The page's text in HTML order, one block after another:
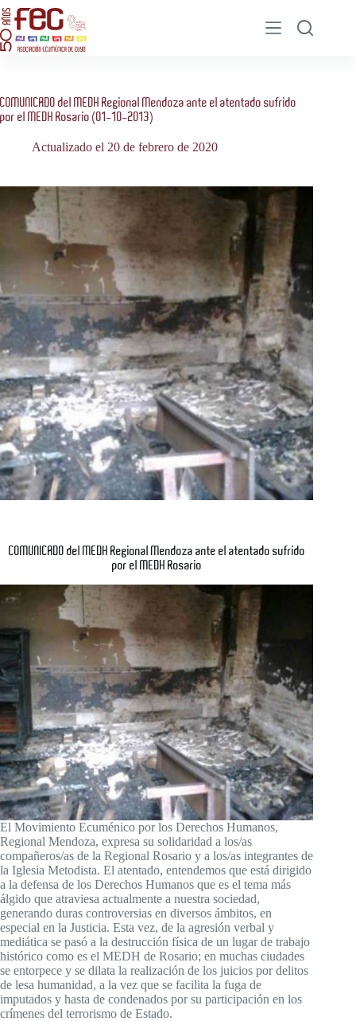
Saltar
al
contenido
COMUNICADO del MEDH Regional Mendoza ante el atentado sufrido
por el MEDH Rosario (01-10-2013)
Actualizado el 20 de febrero de 2020
COMUNICADO del MEDH Regional Mendoza ante el atentado sufrido
por el MEDH Rosario
El Movimiento Ecuménico por los Derechos Humanos,
Regional Mendoza, expresa su solidaridad a los/as
compañeros/as de la Regional Rosario y a los/as integrantes de
la Iglesia Metodista. El atentado, entendemos que está dirigido
a la defensa de los Derechos Humanos que es el tema más
álgido que atraviesa actualmente a nuestra sociedad,
generando duras controversias en diversos ámbitos, en
especial en la Justicia. Esta vez, de la agresión verbal y
mediática se pasó a la destrucción física de un lugar de trabajo
histórico como es el MEDH de Rosario; en muchas ciudades
se entorpece y se dilata la realización de los juicios por delitos
de lesa humanidad, a la vez que se facilita la fuga de
imputados y hasta de condenados por su participación en los
crímenes del terrorismo de Estado.